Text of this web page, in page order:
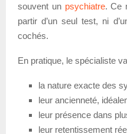
souvent un psychiatre. Ce
partir d’un seul test, ni
cochés.
En pratique, le spécialiste
la nature exacte des
leur ancienneté,
leur présence dans
leur retentissement